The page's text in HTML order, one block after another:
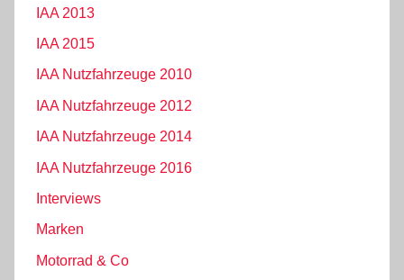
IAA 2013
IAA 2015
IAA Nutzfahrzeuge 2010
IAA Nutzfahrzeuge 2012
IAA Nutzfahrzeuge 2014
IAA Nutzfahrzeuge 2016
Interviews
Marken
Motorrad & Co